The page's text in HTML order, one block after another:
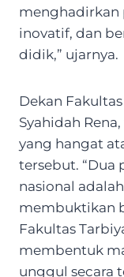
menghadirkan
inovatif, dan
didik,” ujarnya.
Dekan
Syahidah
yang hangat
tersebut. “Dua
nasional
membuktikan
Fakultas
membentuk
unggul secara